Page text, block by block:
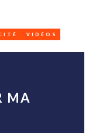
VIDÉOS
MA